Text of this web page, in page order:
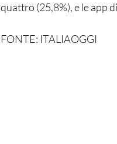
quattro (25,8%), e le app
FONTE: ITALIAOGGI